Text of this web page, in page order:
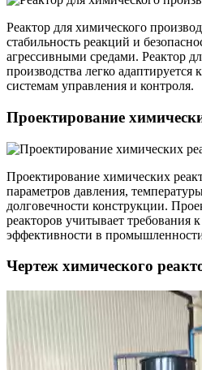
Реактор для химического
стабильность реакций и
агрессивными средами. Реактор
производства легко
системам управления и контроля.
Проектирование
Проектирование химических
параметров давления,
долговечности конструкции.
реакторов учитывает требования
эффективности в
Чертеж химического